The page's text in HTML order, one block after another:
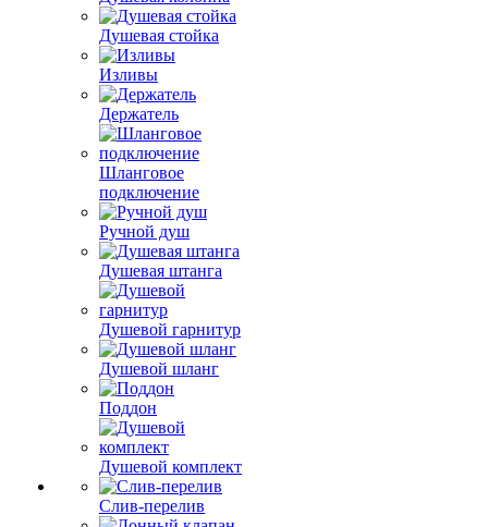
Душевая стойка
Изливы
Держатель
Шланговое
подключение
Ручной душ
Душевая штанга
Душевой гарнитур
Душевой шланг
Поддон
Душевой комплект
Слив-перелив